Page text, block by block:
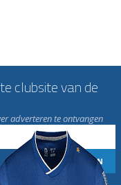
clubsite van de
adverteren te ontvangen